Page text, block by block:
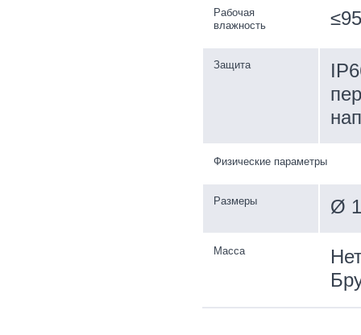
Рабочая
влажность
Защита
Физические параметры
Размеры Ø
Масса